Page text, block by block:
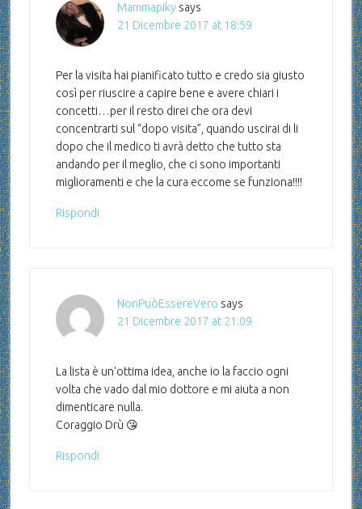
Mammapiky says
21 Dicembre 2017 at 18:59
Per la visita hai pianificato tutto e credo sia giusto
così per riuscire a capire bene e avere chiari i
concetti…per il resto direi che ora devi
concentrarti sul “dopo visita”, quando uscirai di li
dopo che il medico ti avrà detto che tutto sta
andando per il meglio, che ci sono importanti
miglioramenti e che la cura eccome se funziona!!!!
Rispondi
NonPuòEssereVero says
21 Dicembre 2017 at 21:09
La lista è un’ottima idea, anche io la faccio ogni
volta che vado dal mio dottore e mi aiuta a non
dimenticare nulla.
Coraggio Drù 😘
Rispondi